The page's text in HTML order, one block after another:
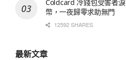
Coldcard 冷錢包受害者
幣，一夜歸零求助無門
12592 SHARES
最新文章